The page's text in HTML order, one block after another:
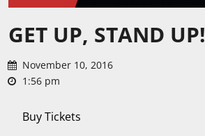
GET UP, STAND UP!
November 10, 2016
1:56 pm
Buy Tickets